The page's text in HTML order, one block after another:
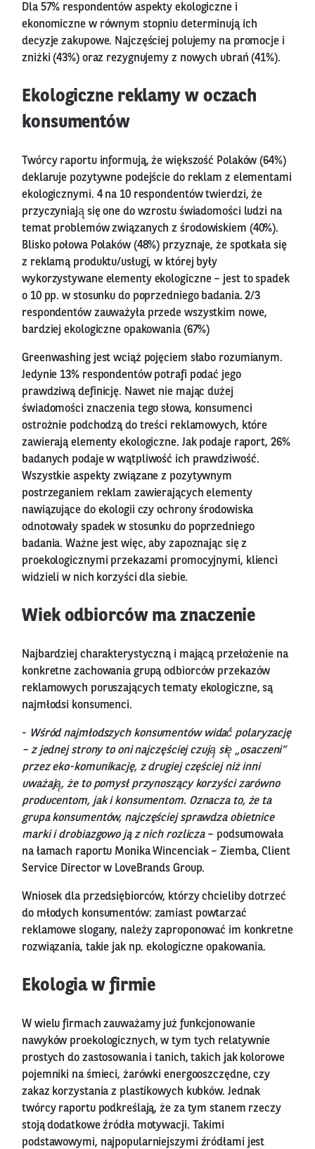
Dla 57% respondentów aspekty ekologiczne i
ekonomiczne w równym stopniu determinują ich
decyzje zakupowe. Najczęściej polujemy na promocje i
zniżki (43%) oraz rezygnujemy z nowych ubrań (41%).
Ekologiczne reklamy w oczach
konsumentów
Twórcy raportu informują, że większość Polaków (64%)
deklaruje pozytywne podejście do reklam z elementami
ekologicznymi. 4 na 10 respondentów twierdzi, że
przyczyniają̨ się one do wzrostu świadomości ludzi na
temat problemów związanych z środowiskiem (40%).
Blisko połowa Polaków (48%) przyznaje, że spotkała się
z reklamą produktu/usługi, w której były
wykorzystywane elementy ekologiczne – jest to spadek
o 10 pp. w stosunku do poprzedniego badania. 2/3
respondentów zauważyła przede wszystkim nowe,
bardziej ekologiczne opakowania (67%)
Greenwashing jest wciąż pojęciem słabo rozumianym.
Jedynie 13% respondentów potrafi podać jego
prawdziwą definicję. Nawet nie mając dużej
świadomości znaczenia tego słowa, konsumenci
ostrożnie podchodzą do treści reklamowych, które
zawierają elementy ekologiczne. Jak podaje raport, 26%
badanych podaje w wątpliwość ich prawdziwość.
Wszystkie aspekty związane z pozytywnym
postrzeganiem reklam zawierających elementy
nawiązujące do ekologii czy ochrony środowiska
odnotowały spadek w stosunku do poprzedniego
badania. Ważne jest więc, aby zapoznając się z
proekologicznymi przekazami promocyjnymi, klienci
widzieli w nich korzyści dla siebie.
Wiek odbiorców ma znaczenie
Najbardziej charakterystyczną i mającą przełożenie na
konkretne zachowania grupą odbiorców przekazów
reklamowych poruszających tematy ekologiczne, są
najmłodsi konsumenci.
- Wśród najmłodszych konsumentów widać́ polaryzację
– z jednej strony to oni najczęściej czują̨ się̨ „osaczeni”
przez eko-komunikację, z drugiej częściej niż inni
uważają̨, że to pomysł przynoszący korzyści zarówno
producentom, jak i konsumentom. Oznacza to, że ta
grupa konsumentów, najczęściej sprawdza obietnice
marki i drobiazgowo ją z nich rozlicza– podsumowała
na łamach raportu Monika Wincenciak – Ziemba, Client
Service Director w LoveBrands Group.
Wniosek dla przedsiębiorców, którzy chcieliby dotrzeć
do młodych konsumentów: zamiast powtarzać
reklamowe slogany, należy zaproponować im konkretne
rozwiązania, takie jak np. ekologiczne opakowania.
Ekologia w firmie
W wielu firmach zauważamy już funkcjonowanie
nawyków proekologicznych, w tym tych relatywnie
prostych do zastosowania i tanich, takich jak kolorowe
pojemniki na śmieci, żarówki energooszczędne, czy
zakaz korzystania z plastikowych kubków. Jednak
twórcy raportu podkreślają, że za tym stanem rzeczy
stoją dodatkowe źródła motywacji. Takimi
podstawowymi, najpopularniejszymi źródłami jest